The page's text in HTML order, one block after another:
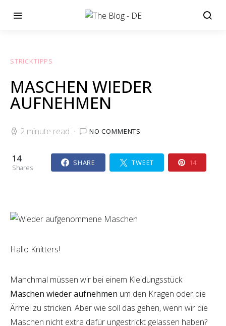
STRICKTIPPS
MASCHEN WIEDER
AUFNEHMEN
2 minute read NO COMMENTS
14
Shares
SHARE TWEET 14
Hallo Knitters!
Manchmal müssen wir bei einem Kleidungsstück
Maschen wieder aufnehmen um den Kragen oder die
Ärmel zu stricken. Aber wie soll das gehen, wenn wir die
Maschen nicht extra dafür ungestrickt gelassen haben?